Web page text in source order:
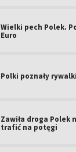
Wielki pech Polek.
Euro
Polki poznały
Zawiła droga Polek
trafić na potęgi